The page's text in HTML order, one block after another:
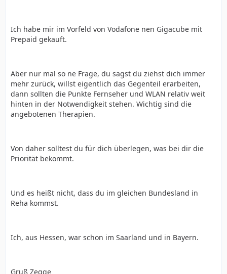
Ich habe mir im Vorfeld von Vodafone nen Gigacube mit
Prepaid gekauft.
Aber nur mal so ne Frage, du sagst du ziehst dich immer
mehr zurück, willst eigentlich das Gegenteil erarbeiten,
dann sollten die Punkte Fernseher und WLAN relativ weit
hinten in der Notwendigkeit stehen. Wichtig sind die
angebotenen Therapien.
Von daher solltest du für dich überlegen, was bei dir die
Priorität bekommt.
Und es heißt nicht, dass du im gleichen Bundesland in
Reha kommst.
Ich, aus Hessen, war schon im Saarland und in Bayern.
Gruß Zegge